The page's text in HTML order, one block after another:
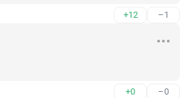
+12 –1
+0 –0